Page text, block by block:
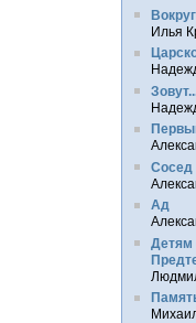
Илья
Сосед
Ад
Детям